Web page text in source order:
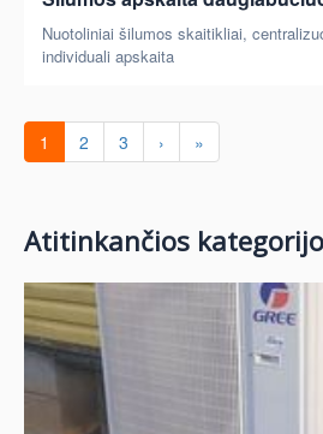
Nuotoliniai šilumos skaitikliai,
individuali apskaita
1 2 3 › »
Atitinkančios